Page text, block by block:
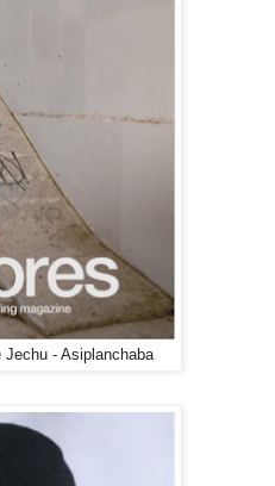
Jechu - Asiplanchaba